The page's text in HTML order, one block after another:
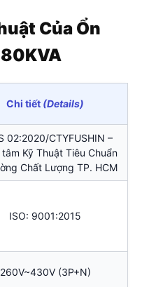
Của Ổn
80KVA
Chi tiết (Details)
02:2020/CTYFUSHIN –
Kỹ Thuật Tiêu Chuẩn
Chất Lượng TP. HCM
ISO: 9001:2015
260V~430V (3P+N)